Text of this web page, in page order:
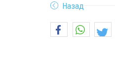
Назад